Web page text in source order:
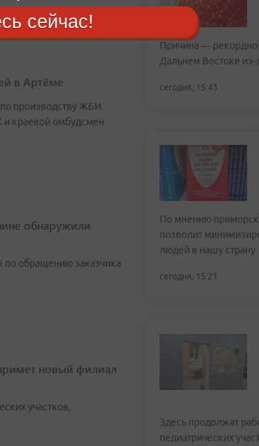
в Артёме
производству ЖБИ
и краевой омбудсмен
обнаружили
по обращению заказчика
новый филиал
участков,
Причина —
Дальнем Востоке из-
сегодня, 15:43
По мнению
позволит
людей в нашу страну
сегодня, 15:21
Здесь продолжат
педиатрических
сейчас!